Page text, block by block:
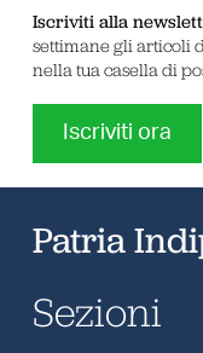
Iscriviti alla
settimane gli articoli
nella tua casella di
Iscriviti ora
Patria
Sezioni